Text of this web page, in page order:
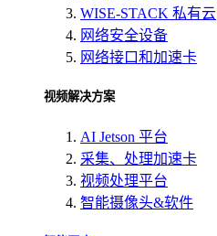
WISE-STACK 私有云
网络安全设备
网络接口和加速卡
视频解决方案
AI Jetson 平台
采集、处理加速卡
视频处理平台
智能摄像头&软件